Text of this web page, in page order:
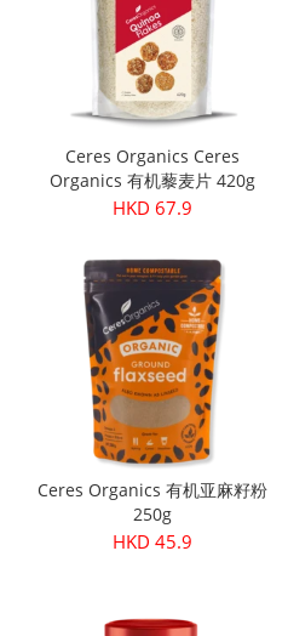
Ceres Organics Ceres
Organics 有机藜麦片 420g
HKD 67.9
Ceres Organics 有机亚麻籽粉
250g
HKD 45.9